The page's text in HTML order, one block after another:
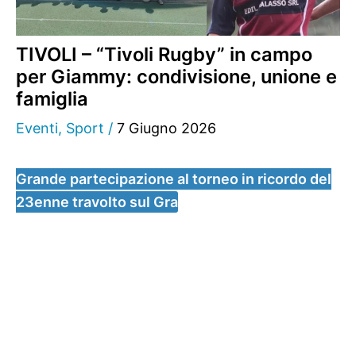
TIVOLI – “Tivoli Rugby” in campo
per Giammy: condivisione, unione e
famiglia
Eventi, Sport / 7 Giugno 2026
Grande partecipazione al torneo in ricordo del
23enne travolto sul Gra